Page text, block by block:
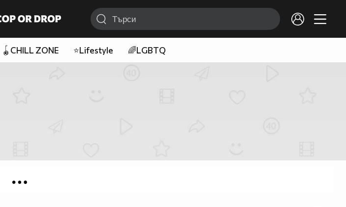
🪀CHILL ZONE ⭐Lifestyle 🌈LGBTQ